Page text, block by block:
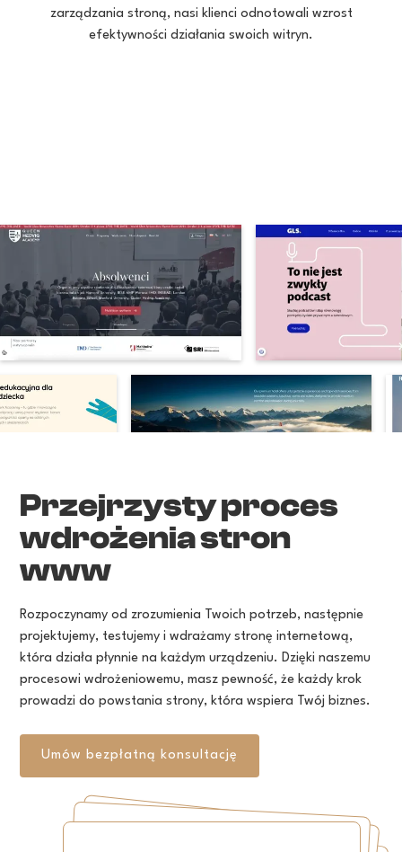
zarządzania stroną, nasi klienci odnotowali wzrost
efektywności działania swoich witryn.
Przejrzystyproces
wdrożeniastron
www
Rozpoczynamy od zrozumienia Twoich potrzeb, następnie
projektujemy, testujemy i wdrażamy stronę internetową,
która działa płynnie na każdym urządzeniu. Dzięki naszemu
procesowi wdrożeniowemu, masz pewność, że każdy krok
prowadzi do powstania strony, która wspiera Twój biznes.
Umów bezpłatną konsultację